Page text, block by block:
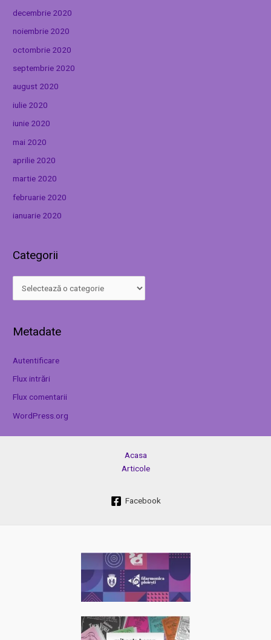
decembrie 2020
noiembrie 2020
octombrie 2020
septembrie 2020
august 2020
iulie 2020
iunie 2020
mai 2020
aprilie 2020
martie 2020
februarie 2020
ianuarie 2020
Categorii
Metadate
Autentificare
Flux intrări
Flux comentarii
WordPress.org
Acasa
Articole
Facebook